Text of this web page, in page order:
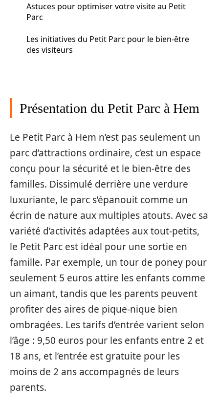
Astuces pour optimiser votre visite au Petit
Parc
Les initiatives du Petit Parc pour le bien-être
des visiteurs
Présentation du Petit Parc à Hem
Le Petit Parc à Hem n’est pas seulement un
parc d’attractions ordinaire, c’est un espace
conçu pour la sécurité et le bien-être des
familles. Dissimulé derrière une verdure
luxuriante, le parc s’épanouit comme un
écrin de nature aux multiples atouts. Avec sa
variété d’activités adaptées aux tout-petits,
le Petit Parc est idéal pour une sortie en
famille. Par exemple, un tour de poney pour
seulement 5 euros attire les enfants comme
un aimant, tandis que les parents peuvent
profiter des aires de pique-nique bien
ombragées. Les tarifs d’entrée varient selon
l’âge : 9,50 euros pour les enfants entre 2 et
18 ans, et l’entrée est gratuite pour les
moins de 2 ans accompagnés de leurs
parents.